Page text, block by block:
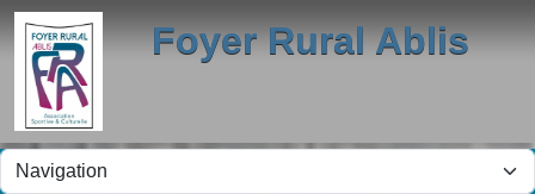
Foyer Rural Ablis
Panneau de gestion des cookies